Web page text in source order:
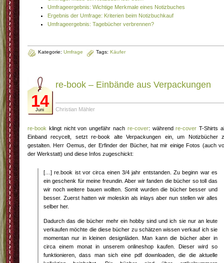
Umfrageergebnis: Wichtige Merkmale eines Notizbuches
Ergebnis der Umfrage: Kriterien beim Notizbuchkauf
Umfrageergebnis: Tagebücher verbrennen?
Kategorie: Umfrage Tags: Käufer
14
Juni
re-book – Einbände aus Verpackungen
Christian Mähler
re-book klingt nicht von ungefähr nach re-cover: währendre-cover T-Shirts
Einband recycelt, setzt re-book alte Verpackungen ein, um Notizbücher
gestalten. Herr Oemus, der Erfinder der Bücher, hat mir einige Fotos (auch
der Werkstatt) und diese Infos zugeschickt:
[…] re.book ist vor circa einen 3/4 jahr entstanden. Zu beginn war es
ein geschenk für meine freundin. Aber wir fanden die bücher so toll das
wir noch weitere bauen wollten. Somit wurden die bücher besser und
besser. Zuerst hatten wir moleskin als inlays aber nun stellen wir alles
selber her.
Dadurch das die bücher mehr ein hobby sind und ich sie nur an leute
verkaufen möchte die diese bücher zu schätzen wissen verkauf ich sie
momentan nur in kleinen designläden. Man kann die bücher aber in
circa einem monat in unserem onlineshop kaufen. Dieser wird so
funktionieren, dass man sich eine pdf downloaden, die die aktuelle